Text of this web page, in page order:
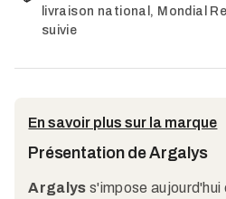
livraison national, Mondial
suivie
En savoir plus sur la marque
Présentation de Argalys
Argalys s'impose